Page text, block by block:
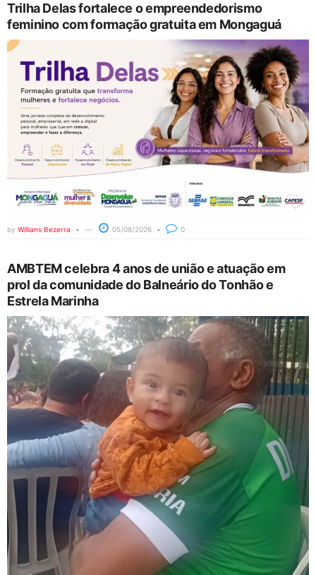
Trilha Delas fortalece o empreendedorismo
feminino com formação gratuita em Mongaguá
by Willians Bezerra 05/08/2026 0
AMBTEM celebra 4 anos de união e atuação em
prol da comunidade do Balneário do Tonhão e
Estrela Marinha